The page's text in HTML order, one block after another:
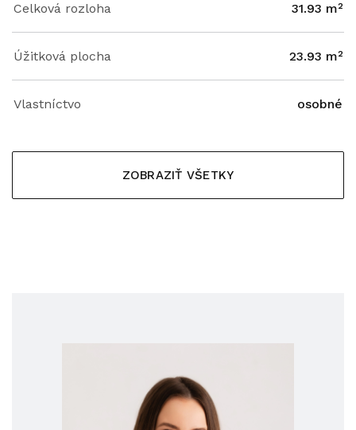
Celková rozloha 31.93 m²
Úžitková plocha 23.93 m²
Vlastníctvo osobné
ZOBRAZIŤ VŠETKY